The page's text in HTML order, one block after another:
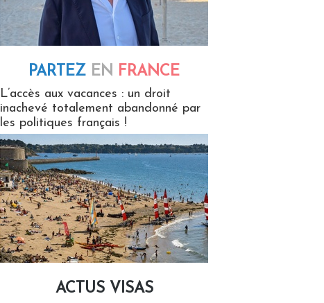
PARTEZ EN FRANCE
L’accès aux vacances : un droit
inachevé totalement abandonné par
les politiques français !
ACTUS VISAS